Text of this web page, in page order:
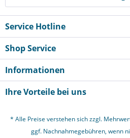
Service Hotline
Shop Service
Informationen
Ihre Vorteile bei uns
* Alle Preise verstehen sich zzgl.
ggf. Nachnahmegebühren, wenn